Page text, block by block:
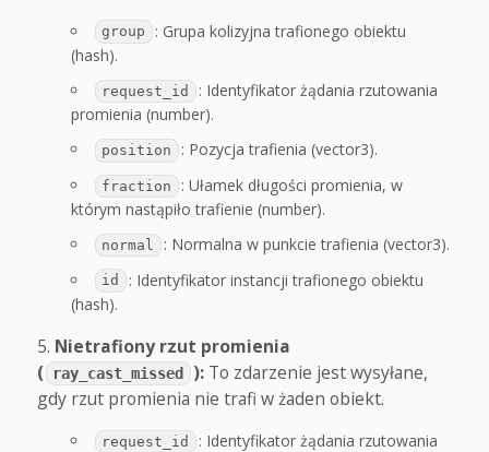
group
: Grupa kolizyjna trafionego obiektu
(hash).
request_id
: Identyfikator żądania rzutowania
promienia (number).
position : Pozycja trafienia (vector3).
fraction
: Ułamek długości promienia, w
którym nastąpiło trafienie (number).
normal : Normalna w punkcie trafienia (vector3).
id
: Identyfikator instancji trafionego obiektu
(hash).
Nietrafiony rzut promienia
(
ray_cast_missed ):To zdarzenie jest wysyłane,
gdy rzut promienia nie trafi w żaden obiekt.
request_id
: Identyfikator żądania rzutowania